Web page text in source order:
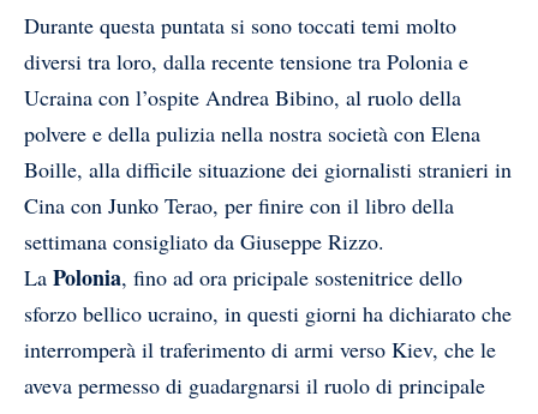
Durante questa puntata si sono toccati temi molto
diversi tra loro, dalla recente tensione tra Polonia e
Ucraina con l’ospite Andrea Bibino, al ruolo della
polvere e della pulizia nella nostra società con Elena
Boille, alla difficile situazione dei giornalisti stranieri in
Cina con Junko Terao, per finire con il libro della
settimana consigliato da Giuseppe Rizzo.
La Polonia, fino ad ora pricipale sostenitrice dello
sforzo bellico ucraino, in questi giorni ha dichiarato che
interromperà il traferimento di armi verso Kiev, che le
aveva permesso di guadargnarsi il ruolo di principale